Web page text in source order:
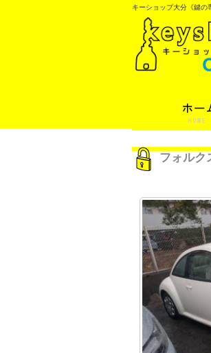
キーショップ大分《鍵の
フォルク